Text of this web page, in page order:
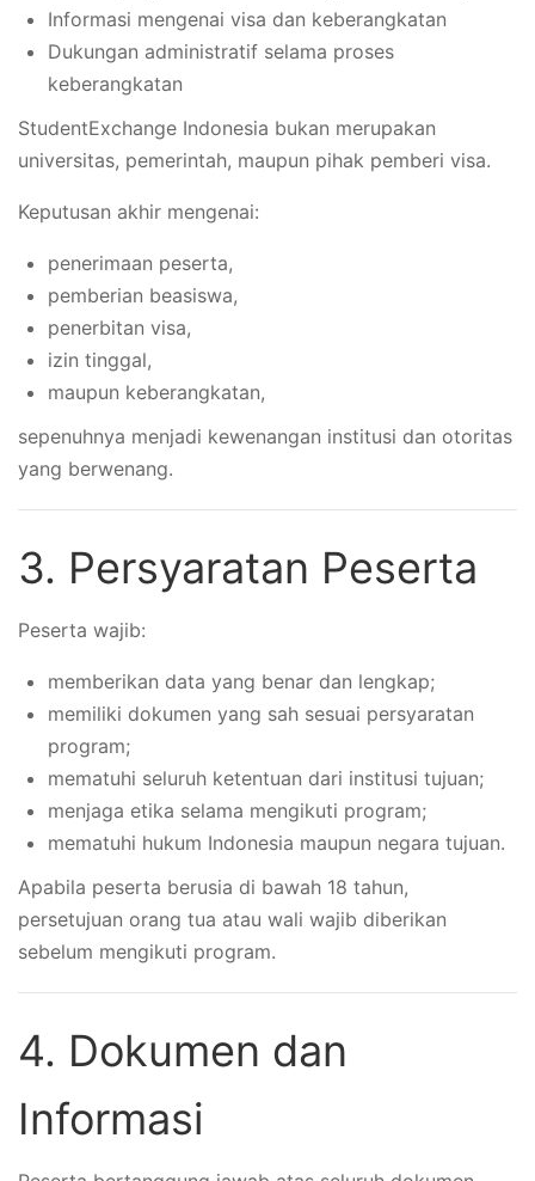
Informasi mengenai visa dan keberangkatan
Dukungan administratif selama proses
keberangkatan
StudentExchange Indonesia bukan merupakan
universitas, pemerintah, maupun pihak pemberi visa.
Keputusan akhir mengenai:
penerimaan peserta,
pemberian beasiswa,
penerbitan visa,
izin tinggal,
maupun keberangkatan,
sepenuhnya menjadi kewenangan institusi dan otoritas
yang berwenang.
3. Persyaratan Peserta
Peserta wajib:
memberikan data yang benar dan lengkap;
memiliki dokumen yang sah sesuai persyaratan
program;
mematuhi seluruh ketentuan dari institusi tujuan;
menjaga etika selama mengikuti program;
mematuhi hukum Indonesia maupun negara tujuan.
Apabila peserta berusia di bawah 18 tahun,
persetujuan orang tua atau wali wajib diberikan
sebelum mengikuti program.
4. Dokumen dan
Informasi